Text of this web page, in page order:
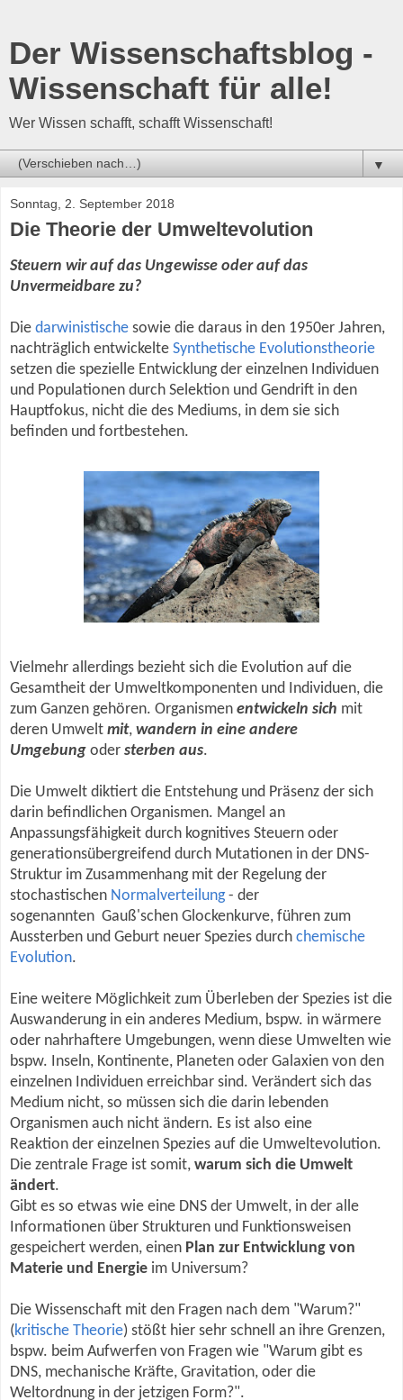
Der Wissenschaftsblog -
Wissenschaft für alle!
Wer Wissen schafft, schafft Wissenschaft!
▼
Sonntag, 2. September 2018
Die Theorie der Umweltevolution
Steuern wir auf das Ungewisse oder auf das
Unvermeidbare zu?
Die darwinistische sowie die daraus in den 1950er Jahren,
nachträglich entwickelte Synthetische Evolutionstheorie
setzen die spezielle Entwicklung der einzelnen Individuen
und Populationen durch Selektion und Gendrift in den
Hauptfokus, nicht die des Mediums, in dem sie sich
befinden und fortbestehen.
Vielmehr allerdings bezieht sich die Evolution auf die
Gesamtheit der Umweltkomponenten und Individuen, die
zum Ganzen gehören. Organismen entwickeln sich mit
deren Umwelt mit, wandern in eine andere
Umgebung oder sterben aus.
Die Umwelt diktiert die Entstehung und Präsenz der sich
darin befindlichen Organismen. Mangel an
Anpassungsfähigkeit durch kognitives Steuern oder
generationsübergreifend durch Mutationen in der DNS-
Struktur im Zusammenhang mit der Regelung der
stochastischen Normalverteilung- der
sogenannten Gauß'schen Glockenkurve, führen zum
Aussterben und Geburt neuer Spezies durch chemische
Evolution.
Eine weitere Möglichkeit zum Überleben der Spezies ist die
Auswanderung in ein anderes Medium, bspw. in wärmere
oder nahrhaftere Umgebungen, wenn diese Umwelten wie
bspw. Inseln, Kontinente, Planeten oder Galaxien von den
einzelnen Individuen erreichbar sind. Verändert sich das
Medium nicht, so müssen sich die darin lebenden
Organismen auch nicht ändern. Es ist also eine
Reaktion der einzelnen Spezies auf die Umweltevolution.
Die zentrale Frage ist somit, warum sich die Umwelt
ändert.
Gibt es so etwas wie eine DNS der Umwelt, in der alle
Informationen über Strukturen und Funktionsweisen
gespeichert werden, einen Plan zur Entwicklung von
Materie und Energie im Universum?
Die Wissenschaft mit den Fragen nach dem "Warum?"
(kritische Theorie) stößt hier sehr schnell an ihre Grenzen,
bspw. beim Aufwerfen von Fragen wie "Warum gibt es
DNS, mechanische Kräfte, Gravitation, oder die
Weltordnung in der jetzigen Form?".